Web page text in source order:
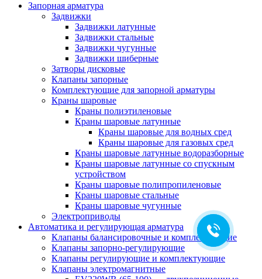
Запорная арматура
Задвижки
Задвижки латунные
Задвижки стальные
Задвижки чугунные
Задвижки шиберные
Затворы дисковые
Клапаны запорные
Комплектующие для запорной арматуры
Краны шаровые
Краны полиэтиленовые
Краны шаровые латунные
Краны шаровые для водных сред
Краны шаровые для газовых сред
Краны шаровые латунные водоразборные
Краны шаровые латунные со спускным
устройством
Краны шаровые полипропиленовые
Краны шаровые стальные
Краны шаровые чугунные
Электроприводы
Автоматика и регулирующая арматура
Клапаны балансировочные и комплектующие
Клапаны запорно-регулирующие
Клапаны регулирующие и комплектующие
Клапаны электромагнитные